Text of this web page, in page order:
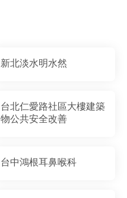
新北淡水明水然
台北仁愛路社區大樓建築
物公共安全改善
台中鴻根耳鼻喉科